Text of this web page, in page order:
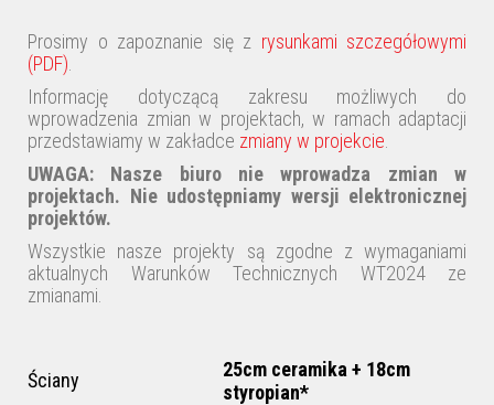
Prosimy o zapoznanie się z rysunkami szczegółowymi
(PDF)
Informację dotyczącą zakresu możliwych do
wprowadzenia zmian w projektach, w ramach adaptacji
przedstawiamy w zakładce zmiany w projekcie
UWAGA: Nasze biuro nie wprowadza zmian w
projektach. Nie udostępniamy wersji elektronicznej
projektów.
Wszystkie nasze projekty są zgodne z wymaganiami
aktualnych Warunków Technicznych WT2024 ze
zmianami.
Ściany
25cm ceramika + 18cm
styropian*